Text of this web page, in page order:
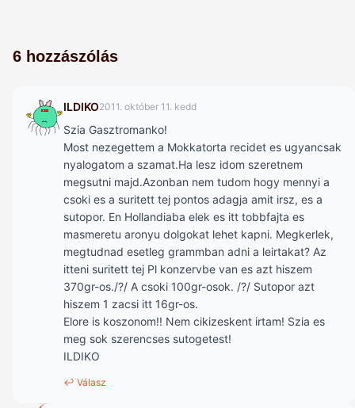
6 hozzászólás
ILDIKO2011. október 11. kedd
Szia Gasztromanko!
Most nezegettem a Mokkatorta recidet es ugyancsak
nyalogatom a szamat.Ha lesz idom szeretnem
megsutni majd.Azonban nem tudom hogy mennyi a
csoki es a suritett tej pontos adagja amit irsz, es a
sutopor. En Hollandiaba elek es itt tobbfajta es
masmeretu aronyu dolgokat lehet kapni. Megkerlek,
megtudnad esetleg grammban adni a leirtakat? Az
itteni suritett tej Pl konzervbe van es azt hiszem
370gr-os./?/ A csoki 100gr-osok. /?/ Sutopor azt
hiszem 1 zacsi itt 16gr-os.
Elore is koszonom!! Nem cikizeskent irtam! Szia es
meg sok szerencses sutogetest!
ILDIKO
↩ Válasz